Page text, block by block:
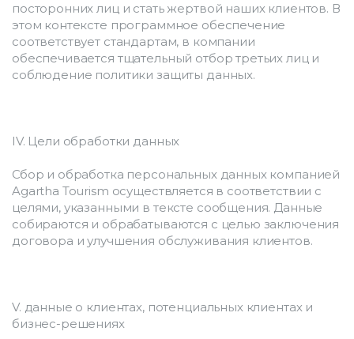
посторонних лиц и стать жертвой наших клиентов. В
этом контексте программное обеспечение
соответствует стандартам, в компании
обеспечивается тщательный отбор третьих лиц и
соблюдение политики защиты данных.
IV. Цели обработки данных
Сбор и обработка персональных данных компанией
Agartha Tourism осуществляется в соответствии с
целями, указанными в тексте сообщения. Данные
собираются и обрабатываются с целью заключения
договора и улучшения обслуживания клиентов.
V. данные о клиентах, потенциальных клиентах и
бизнес-решениях